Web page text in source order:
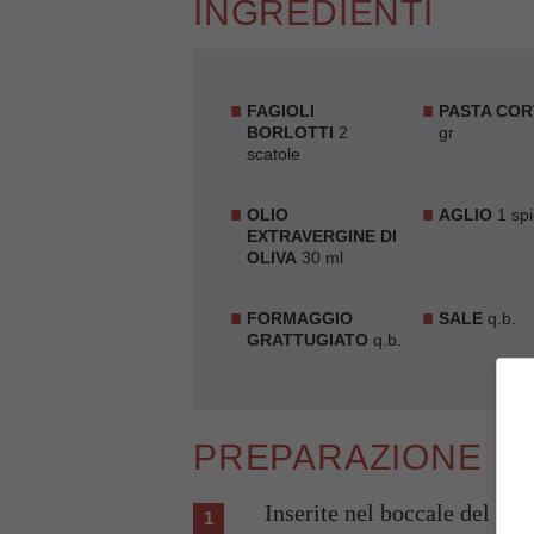
INGREDIENTI
FAGIOLI
BORLOTTI 2
scatole
PASTA
gr
OLIO
EXTRAVERGINE DI
OLIVA 30 ml
AGLIO 1
FORMAGGIO
GRATTUGIATO q.b.
SALE q.b.
PREPARAZIONE
Inserite nel boccale del